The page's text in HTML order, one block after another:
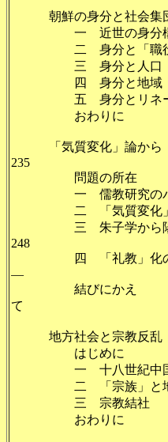
朝鮮の身分と社会
一 近世の
二 身分
三 身分
四 身分
五 身分と
おわ
「気質変化」論から「
235
問題
一 儒教研究のパラ
二 「気質変化」論
三 朱子学か
248
四 「礼教」化の諸
―
結びにかえ
地方社会と宗教反
はじ
一 十八世紀
二 「宗族
三 宗教
おわ